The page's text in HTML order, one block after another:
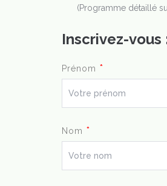
(Programme détaillé
Inscrivez-vous
Prénom *
Nom *